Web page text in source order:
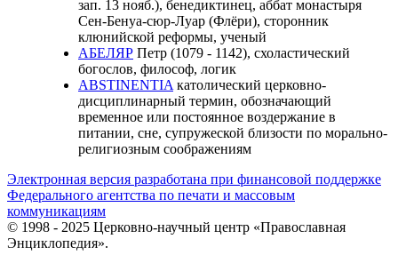
зап. 13 нояб.), бенедиктинец, аббат монастыря
Сен-Бенуа-сюр-Луар (Флёри), сторонник
клюнийской реформы, ученый
АБЕЛЯР Петр (1079 - 1142), схоластический
богослов, философ, логик
ABSTINЕNTIA католический церковно-
дисциплинарный термин, обозначающий
временное или постоянное воздержание в
питании, сне, супружеской близости по морально-
религиозным соображениям
Электронная версия разработана при финансовой поддержке
Федерального агентства по печати и массовым
коммуникациям
© 1998 - 2025 Церковно-научный центр «Православная
Энциклопедия».